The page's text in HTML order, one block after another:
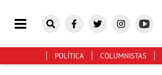
POLÍTICA COLUMNISTAS